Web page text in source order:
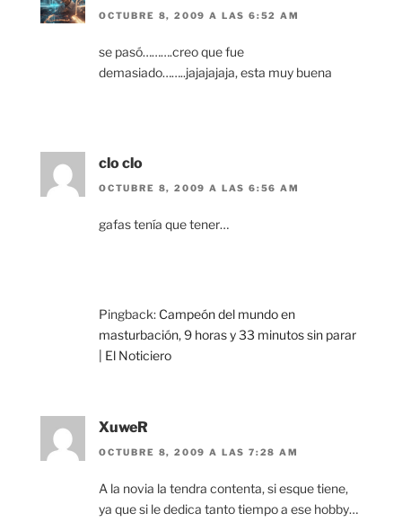
OCTUBRE 8, 2009 A LAS 6:52 AM
se pasó……….creo que fue
demasiado……..jajajajaja, esta muy buena
clo clo
OCTUBRE 8, 2009 A LAS 6:56 AM
gafas tenía que tener…
Pingback: Campeón del mundo en
masturbación, 9 horas y 33 minutos sin parar
| El Noticiero
XuweR
OCTUBRE 8, 2009 A LAS 7:28 AM
A la novia la tendra contenta, si esque tiene,
ya que si le dedica tanto tiempo a ese hobby…